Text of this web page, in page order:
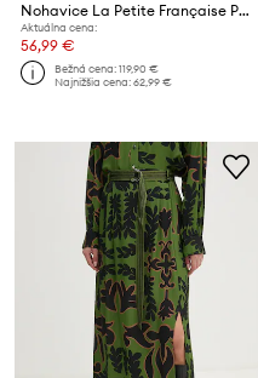
Nohavice La Petite Française PAVINA
Aktuálna cena:
56,99 €
Bežná cena:119,90 €
Najnižšia cena:62,99 €